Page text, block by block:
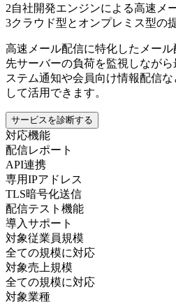
2自社開発エンジンによる高速メ
3クラウド型とオンプレミス型の
高速メール配信に特化したメー
先サーバーの負荷を監視しなが
ステム通知や会員向け情報配信
して活用できます。
サービスを診断する
対応機能
配信レポート
API連携
専用IPアドレス
TLS暗号化送信
配信テスト機能
導入サポート
対象従業員規模
全ての規模に対応
対象売上規模
全ての規模に対応
対象業種